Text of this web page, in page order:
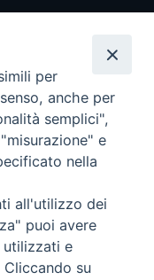
riservati - Vita
per
anche per
semplici",
e
nella
all'utilizzo dei
puoi avere
utilizzati e
su